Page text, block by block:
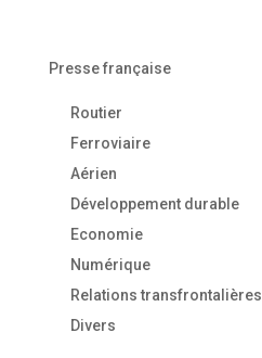
Presse française
Routier
Ferroviaire
Aérien
Développement durable
Economie
Numérique
Relations transfrontalières
Divers